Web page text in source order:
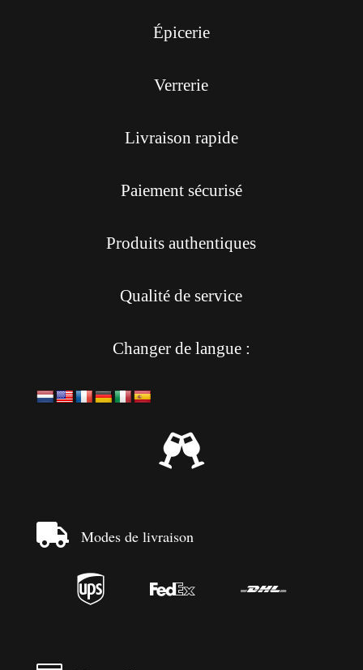
Épicerie
Verrerie
Livraison rapide
Paiement sécurisé
Produits authentiques
Qualité de service
Changer de langue :

 Modes de livraison
  